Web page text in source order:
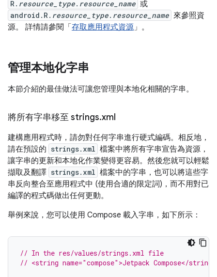
R. resource_type. resource_name 或
android.R. resource_type. resource_name 來參照資
源。
詳情請參閱「 存取應用程式資源」。
管理本地化字串
本節介紹的最佳做法可讓您管理與本地化相關的字串。
將所有字串移至 strings.xml
建構應用程式時，請勿對任何字串進行硬式編碼。相反地，
請在預設的 strings.xml 檔案中將所有字串宣告為資源，
讓字串的更新和本地化作業變得更容易。然後您就可以輕鬆
擷取及翻譯 strings.xml 檔案中的字串，也可以將這些字
串反向整合至應用程式中 (使用合適的限定詞)，而不用對已
編譯的程式碼做出任何更動。
舉例來說，您可以使用 Compose 載入字串，如下所示：
// In the res/values/strings.xml file
// <string name="compose">Jetpack Compose</string>